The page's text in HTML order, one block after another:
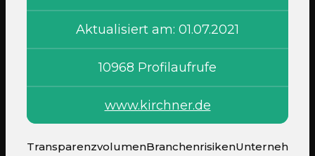
Aktualisiert am: 01.07.2021
10968 Profilaufrufe
www.kirchner.de
TransparenzvolumenBranchenrisiken